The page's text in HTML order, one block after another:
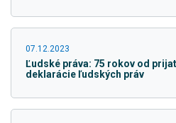
stránky
07.12.2023
Ľudské práva: 75 rokov od
deklarácie ľudských práv